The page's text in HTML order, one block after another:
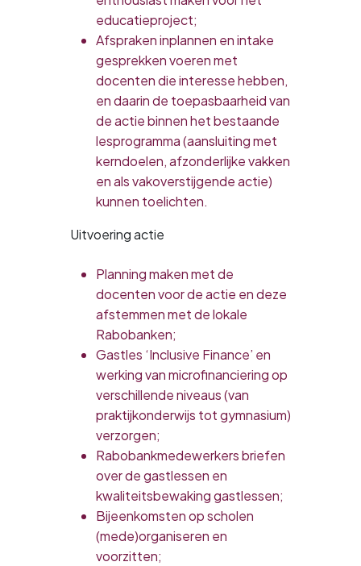
educatieproject;
Afspraken inplannen en intake
gesprekken voeren met
docenten die interesse hebben,
en daarin de toepasbaarheid van
de actie binnen het bestaande
lesprogramma (aansluiting met
kerndoelen, afzonderlijke vakken
en als vakoverstijgende actie)
kunnen toelichten.
Uitvoering actie
Planning maken met de
docenten voor de actie en deze
afstemmen met de lokale
Rabobanken;
Gastles ‘Inclusive Finance’ en
werking van microfinanciering op
verschillende niveaus (van
praktijkonderwijs tot gymnasium)
verzorgen;
Rabobankmedewerkers briefen
over de gastlessen en
kwaliteitsbewaking gastlessen;
Bijeenkomsten op scholen
(mede)organiseren en
voorzitten;